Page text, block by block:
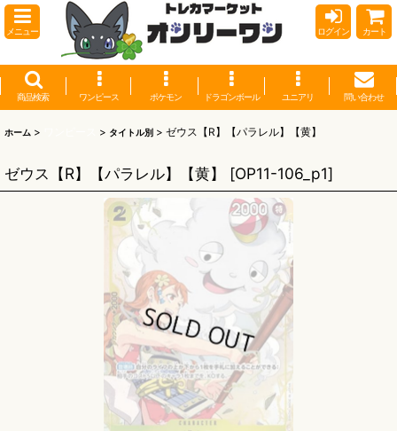
メニュー ログイン カート
商品検索 ワンピース ポケモン ドラゴンボール ユニアリ 問い合わせ
ホーム > > タイトル別 > ゼウス【R】【パラレル】【黄】
ゼウス【R】【パラレル】【黄】 [OP11-106_p1]